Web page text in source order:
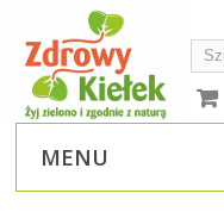
MENU